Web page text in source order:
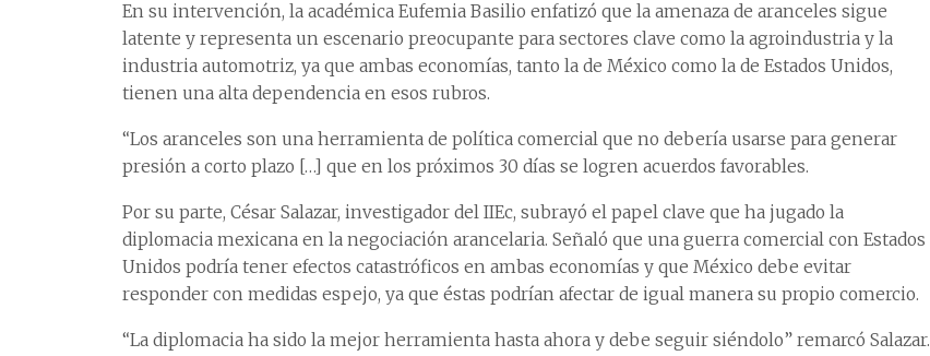
En su intervención, la académica Eufemia Basilio enfatizó que la amenaza de aranceles sigue
latente y representa un escenario preocupante para sectores clave como la agroindustria y la
industria automotriz, ya que ambas economías, tanto la de México como la de Estados Unidos,
tienen una alta dependencia en esos rubros.
“Los aranceles son una herramienta de política comercial que no debería usarse para generar
presión a corto plazo […] que en los próximos 30 días se logren acuerdos favorables.
Por su parte, César Salazar, investigador del IIEc, subrayó el papel clave que ha jugado la
diplomacia mexicana en la negociación arancelaria. Señaló que una guerra comercial con Estados
Unidos podría tener efectos catastróficos en ambas economías y que México debe evitar
responder con medidas espejo, ya que éstas podrían afectar de igual manera su propio comercio.
“La diplomacia ha sido la mejor herramienta hasta ahora y debe seguir siéndolo” remarcó Salazar.